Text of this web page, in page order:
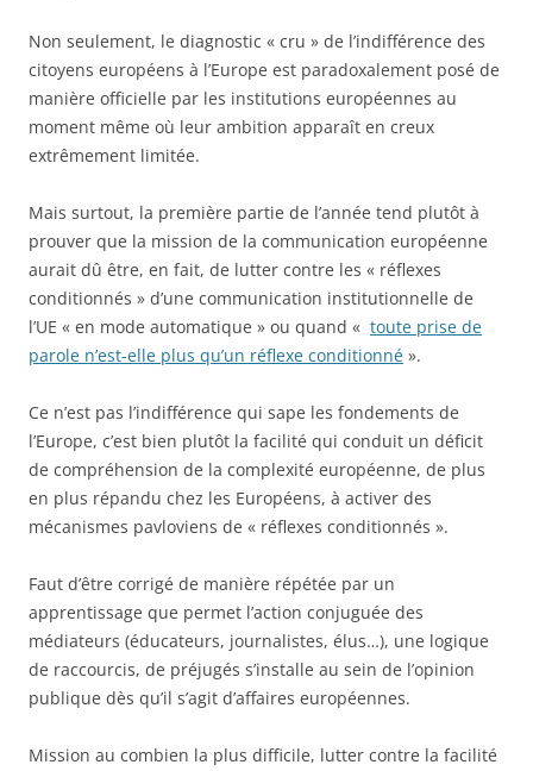
Non seulement, le diagnostic « cru » de l’indifférence des
citoyens européens à l’Europe est paradoxalement posé de
manière officielle par les institutions européennes au
moment même où leur ambition apparaît en creux
extrêmement limitée.
Mais surtout, la première partie de l’année tend plutôt à
prouver que la mission de la communication européenne
aurait dû être, en fait, de lutter contre les « réflexes
conditionnés » d’une communication institutionnelle de
l’UE « en mode automatique » ou quand « toute prise de
parole n’est-elle plus qu’un réflexe conditionné ».
Ce n’est pas l’indifférence qui sape les fondements de
l’Europe, c’est bien plutôt la facilité qui conduit un déficit
de compréhension de la complexité européenne, de plus
en plus répandu chez les Européens, à activer des
mécanismes pavloviens de « réflexes conditionnés ».
Faut d’être corrigé de manière répétée par un
apprentissage que permet l’action conjuguée des
médiateurs (éducateurs, journalistes, élus…), une logique
de raccourcis, de préjugés s’installe au sein de l’opinion
publique dès qu’il s’agit d’affaires européennes.
Mission au combien la plus difficile, lutter contre la facilité